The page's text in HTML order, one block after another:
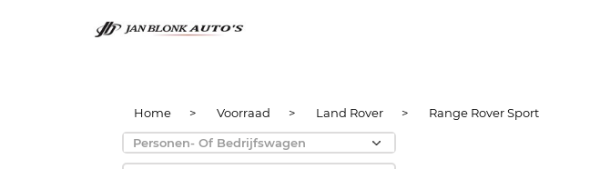
Home > Voorraad > Land Rover > Range Rover Sport
Personen- Of Bedrijfswagen